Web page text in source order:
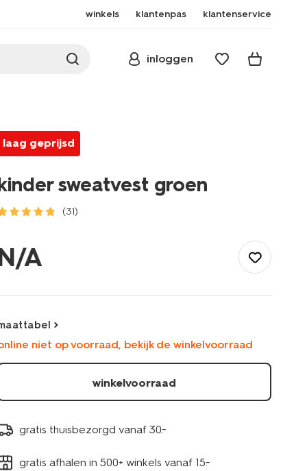
winkels klantenpas klantenservice
inloggen
laag geprijsd
sweatvest groen
(31)
sweatvest-
groen-
30704608GREEN.html
A
niet op voorraad, bekijk de winkelvoorraad
winkelvoorraad
gratis thuisbezorgd vanaf 30.-
gratis afhalen in 500+ winkels vanaf 15.-